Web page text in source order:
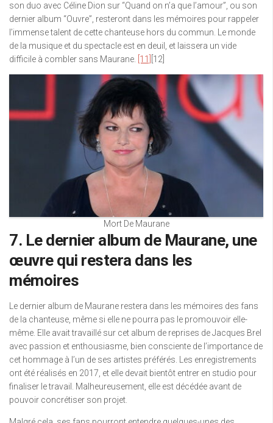
son duo avec Céline Dion sur “Quand on n’a que l’amour”, ou son
dernier album “Ouvre”, resteront dans les mémoires pour rappeler
l’immense talent de cette chanteuse hors du commun. Le monde
de la musique et du spectacle est en deuil, et laissera un vide
difficile à combler sans Maurane. [11] [12]
Mort De Maurane
7. Le dernier album de Maurane, une
œuvre qui restera dans les
mémoires
Le dernier album de Maurane restera dans les mémoires des fans
de la chanteuse, même si elle ne pourra pas le promouvoir elle-
même. Elle avait travaillé sur cet album de reprises de Jacques Brel
avec passion et enthousiasme, bien consciente de l’importance de
cet hommage à l’un de ses artistes préférés. Les enregistrements
ont été réalisés en 2017, et elle devait bientôt entrer en studio pour
finaliser le travail. Malheureusement, elle est décédée avant de
pouvoir concrétiser son projet.